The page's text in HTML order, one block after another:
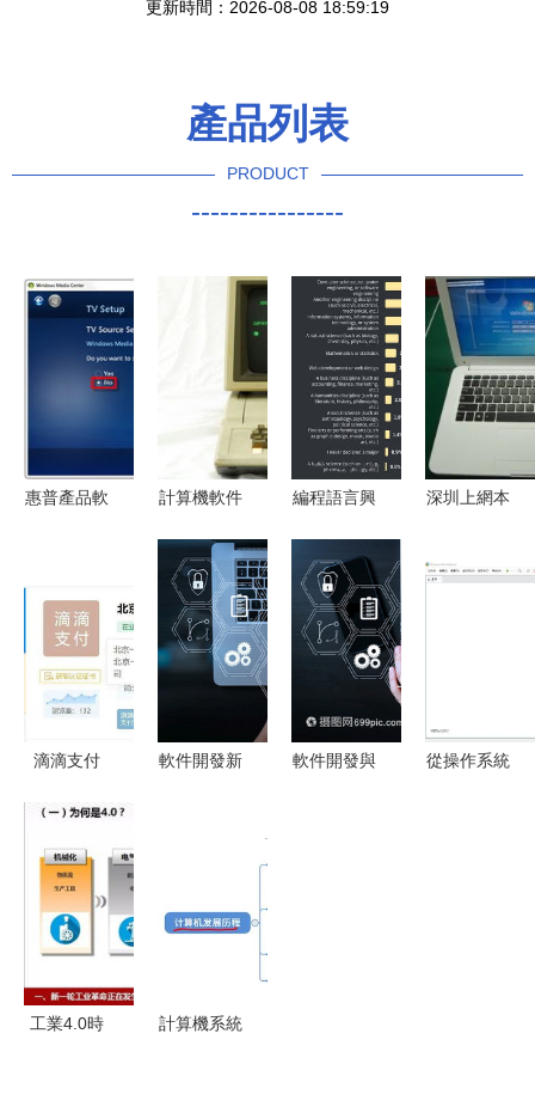
更新時間：2026-08-08 18:59:19
產品列表
PRODUCT
----------------
惠普產品軟
從下載到開
發
計算機軟件
意到實現的
技術之旅
編程語言興
Stack
Overflow年
度報告看
Java、
TypeScript
與Python的
深圳上網本
從硬件制造
滴滴支付
字化支付生
態再添新翼
軟件開發新
軟件開發與
從操作系統
工業4.0時
計算機系統